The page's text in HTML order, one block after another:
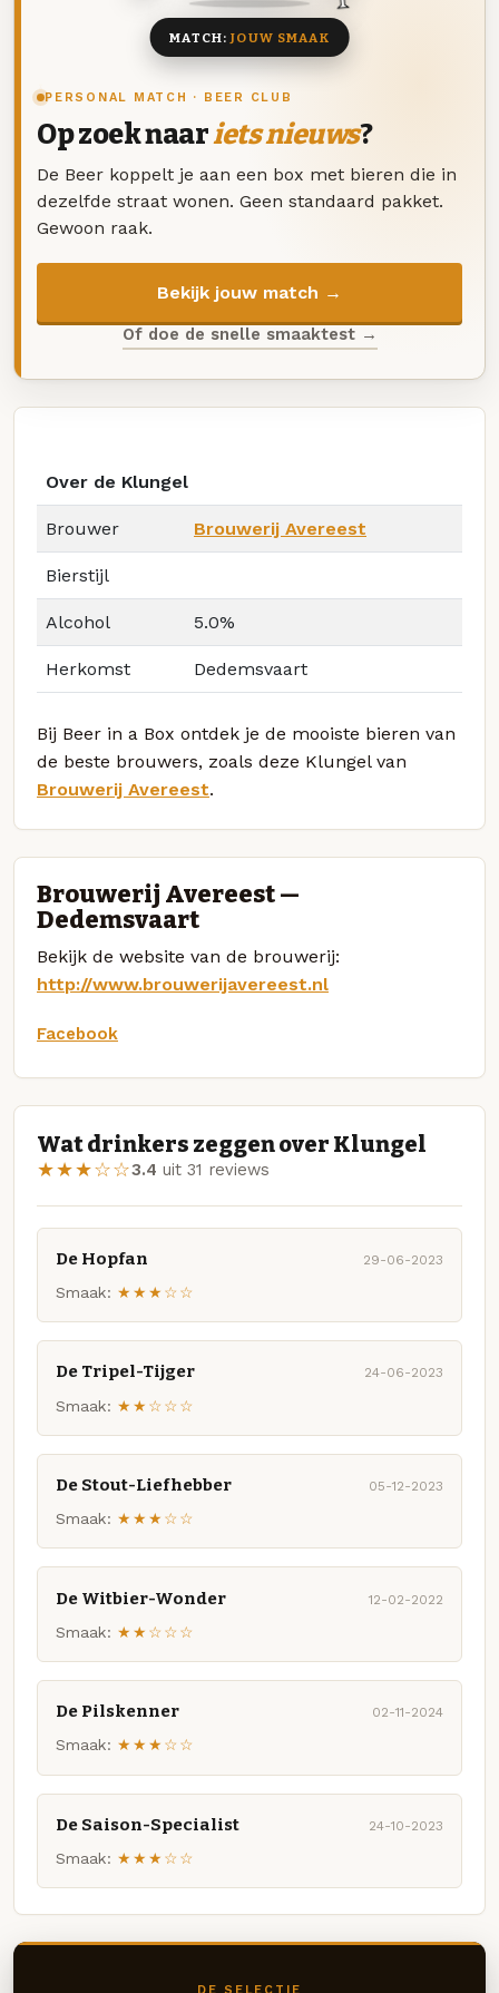
PERSONAL MATCH · BEER CLUB
Op zoek naariets nieuws?
De Beer koppelt je aan een box met bieren die in
dezelfde straat wonen. Geen standaard pakket.
Gewoon raak.
Bekijk jouw match →
Of doe de snelle smaaktest →
MATCH:JOUW SMAAK
Over de Klungel
Brouwer Brouwerij Avereest
Bierstijl
Alcohol 5.0%
Herkomst Dedemsvaart
Bij Beer in a Box ontdek je de mooiste bieren van
de beste brouwers, zoals deze Klungel van
Brouwerij Avereest.
Brouwerij Avereest —
Dedemsvaart
Bekijk de website van de brouwerij:
http://www.brouwerijavereest.nl
Facebook
Wat drinkers zeggen over Klungel
★★★☆☆3.4 uit 31 reviews
De Hopfan 29-06-2023
Smaak: ★★★☆☆
De Tripel-Tijger 24-06-2023
Smaak: ★★☆☆☆
De Stout-Liefhebber 05-12-2023
Smaak: ★★★☆☆
De Witbier-Wonder 12-02-2022
Smaak: ★★☆☆☆
De Pilskenner 02-11-2024
Smaak: ★★★☆☆
De Saison-Specialist 24-10-2023
Smaak: ★★★☆☆